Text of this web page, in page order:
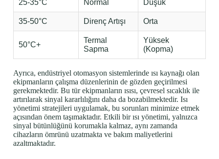
25-35°C Normal Düşük
35-50°C Direnç Artışı Orta
50°C+
Termal
Sapma
Yüksek
(Kopma)
Ayrıca, endüstriyel otomasyon sistemlerinde ısı kaynağı olan
ekipmanların çalışma düzenlerinin de gözden geçirilmesi
gerekmektedir. Bu tür ekipmanların ısısı, çevresel sıcaklık ile
artırılarak sinyal kararlılığını daha da bozabilmektedir. Isı
yönetimi stratejileri uygulamak, bu sorunları minimize etmek
açısından önem taşımaktadır. Etkili bir ısı yönetimi, yalnızca
sinyal bütünlüğünü korumakla kalmaz, aynı zamanda
cihazların ömrünü uzatmakta ve bakım maliyetlerini
azaltmaktadır.